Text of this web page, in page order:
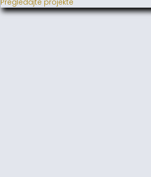
Pregledajte projekte